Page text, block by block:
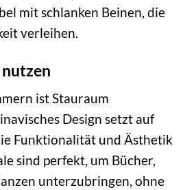
mit schlanken Beinen, die
verleihen.
ist Stauraum
Design setzt auf
Funktionalität und Ästhetik
sind perfekt, um Bücher,
unterzubringen, ohne